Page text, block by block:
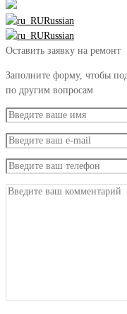
Russian
Russian
Оставить заявку на ремонт
Заполните форму, чтобы
по другим вопросам